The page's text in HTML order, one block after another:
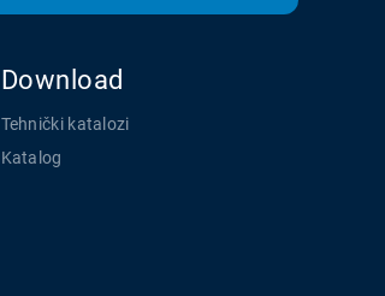
Download
Tehnički katalozi
Katalog